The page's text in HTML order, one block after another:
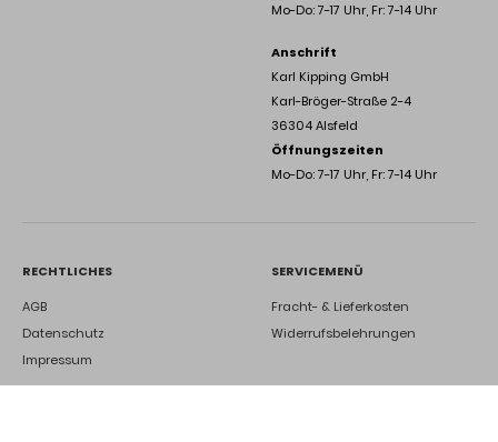
Mo-Do: 7-17 Uhr, Fr: 7-14 Uhr
Anschrift
Karl Kipping GmbH
Karl-Bröger-Straße 2-4
36304 Alsfeld
Öffnungszeiten
Mo-Do: 7-17 Uhr, Fr: 7-14 Uhr
RECHTLICHES
AGB
Datenschutz
Impressum
SERVICEMENÜ
Fracht- & Lieferkosten
Widerrufsbelehrungen